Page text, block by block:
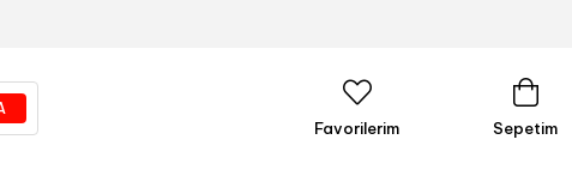
Sepetim
Favorilerim